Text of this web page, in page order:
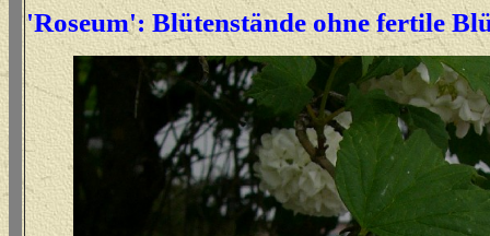
'Roseum': Blütenstände ohne fertile